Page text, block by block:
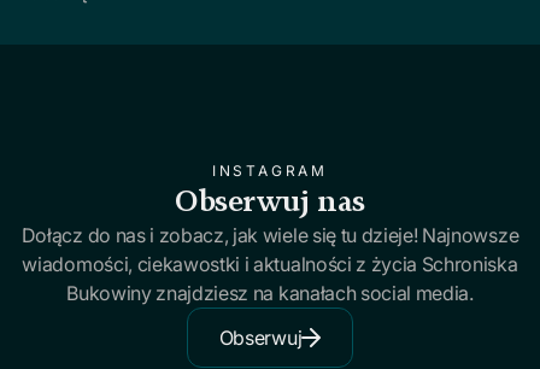
INSTAGRAM
Obserwuj nas
Dołącz do nas i zobacz, jak wiele się tu dzieje! Najnowsze
wiadomości, ciekawostki i aktualności z życia Schroniska
Bukowiny znajdziesz na kanałach social media.
Obserwuj